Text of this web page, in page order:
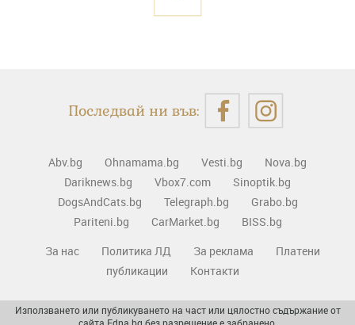
Последвай ни във:
Abv.bg Ohnamama.bg Vesti.bg
Nova.bg
Dariknews.bg
Vbox7.com
Sinoptik.bg
DogsAndCats.bg
Telegraph.bg
Grabo.bg
Pariteni.bg
CarMarket.bg
BISS.bg
За нас
Политика ЛД За реклама
Платени
публикации
Контакти
Използването или публикуването на част или цялостно съдържание от